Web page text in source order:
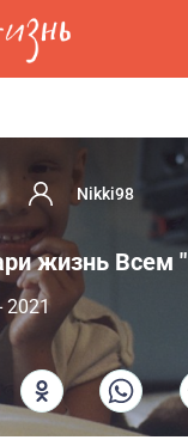
содержанию
События
Вопросы
Войти
Регистрация
Nikki98
жизнь Всем "
2021